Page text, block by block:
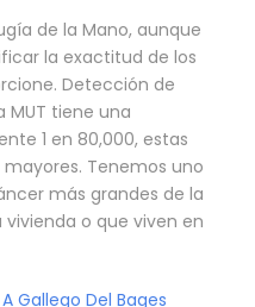
de la Mano, aunque
la exactitud de los
Detección de
MUT tiene una
1 en 80,000, estas
Tenemos uno
más grandes de la
o que viven en
Gallego Del Bages